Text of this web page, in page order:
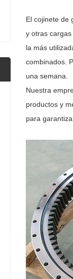
El cojinete de
y otras
la más
combinados.
una semana.
Nuestra
productos y
para